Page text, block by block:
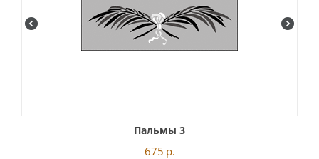
Пальмы 3
675 р.